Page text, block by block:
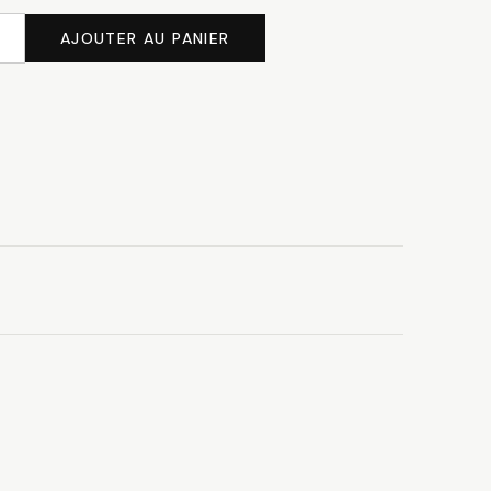
AJOUTER AU PANIER